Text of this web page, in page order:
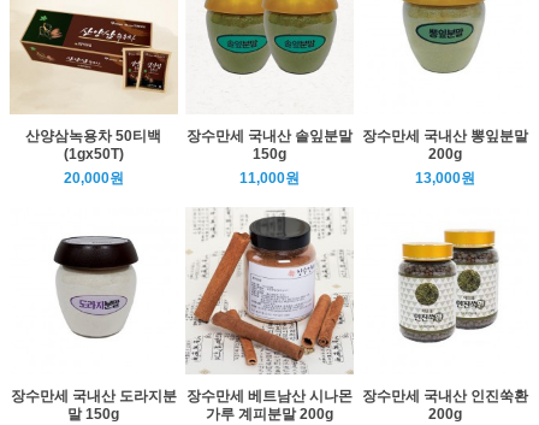
산양삼녹용차 50티백
(1gx50T)
20,000원
장수만세 국내산 솔잎분말
150g
11,000원
장수만세 국내산 뽕잎분말
200g
13,000원
장수만세 국내산 도라지분
말 150g
장수만세 베트남산 시나몬
가루 계피분말 200g
장수만세 국내산 인진쑥환
200g